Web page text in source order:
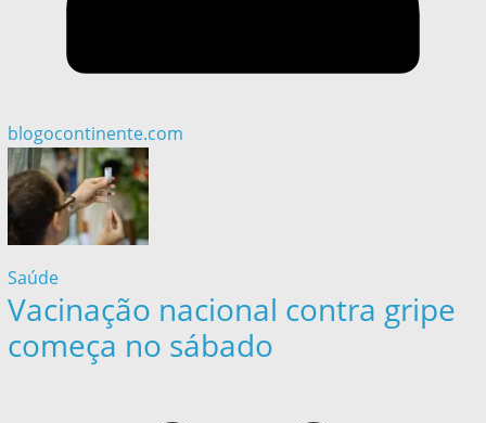
blogocontinente.com
Saúde
Vacinação nacional contra gripe
começa no sábado